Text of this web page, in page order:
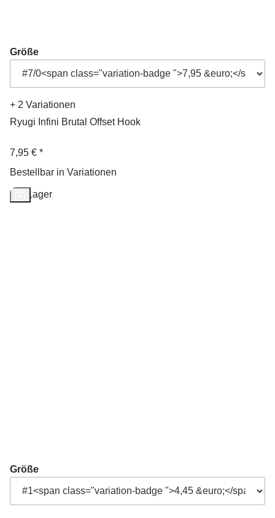
Größe
+ 2 Variationen
Ryugi Infini Brutal Offset Hook
7,95 € *
Bestellbar in Variationen
Auf Lager
Größe